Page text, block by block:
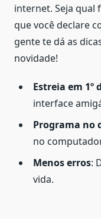
internet. Seja qual
que você declare
gente te dá as
novidade!
Estreia em 1º
interface
Programa no
no
Menos erros:
vida.